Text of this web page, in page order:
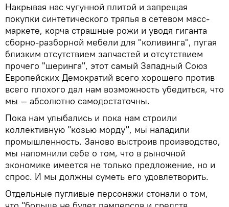
Накрывая нас чугунной плитой и запрещая
покупки синтетического тряпья в сетевом масс-
маркете, корча страшные рожи и уводя гиганта
сборно-разборной мебели для "коливинга", пугая
близким отсутствием запчастей и отсутствием
прочего "шеринга", этот самый Западный Союз
Европейских Демократий всего хорошего против
всего плохого дал нам возможность убедиться, что
мы — абсолютно самодостаточны.
Пока нам улыбались и пока нам строили
коллективную "козью морду", мы наладили
промышленность. Заново выстроив производство,
мы напомнили себе о том, что в рыночной
экономике имеется не только предложение, но и
спрос. И мы должны суметь его удовлетворить.
Отдельные пугливые персонажи стонали о том,